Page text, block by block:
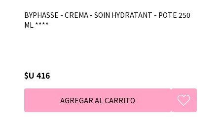
BYPHASSE - CREMA - SOIN HYDRATANT - POTE 250
ML ****
$U 416